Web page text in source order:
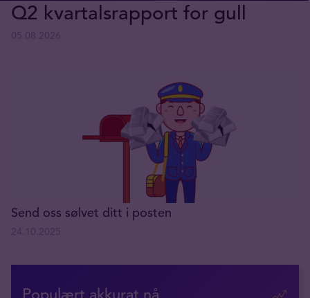
Q2 kvartalsrapport for gull
Send oss sølvet ditt i posten